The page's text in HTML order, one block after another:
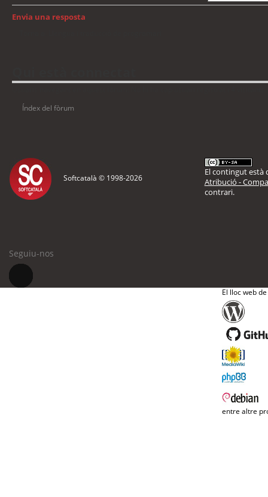
Envia una resposta
Índex del fòrum
Softcatalà © 1998-2026
El contingut està
Atribució -
contrari.
Seguiu-nos
El lloc web
entre altre